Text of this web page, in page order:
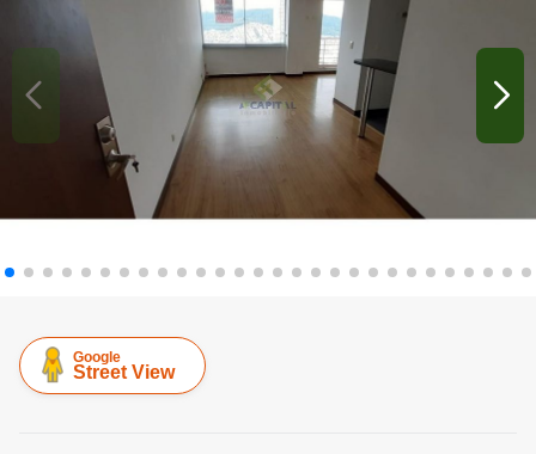
Google
Street View